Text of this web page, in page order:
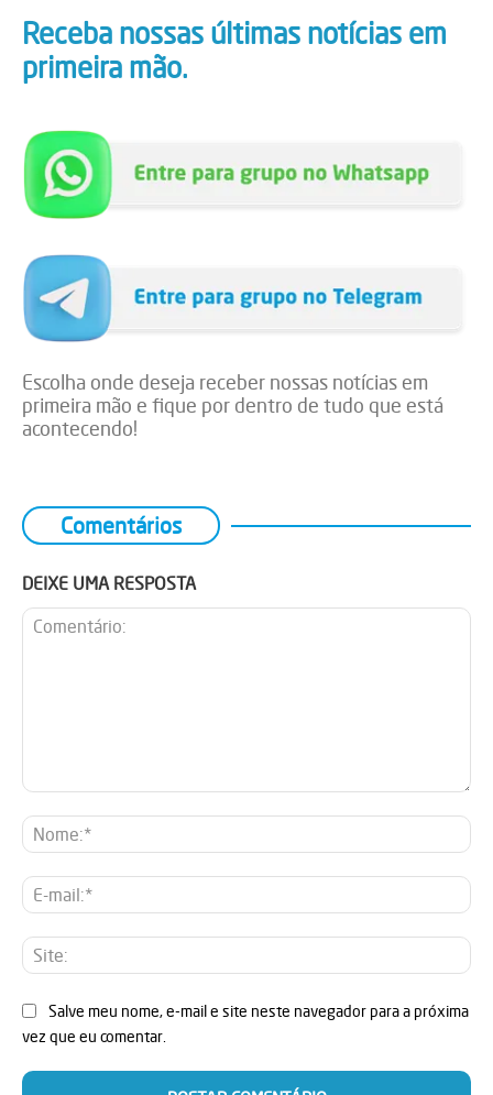
Receba nossas últimas notícias em
primeira mão.
Escolha onde deseja receber nossas notícias em
primeira mão e fique por dentro de tudo que está
acontecendo!
Comentários
DEIXE UMA RESPOSTA
E-
Salve meu nome, e-mail e site neste navegador para a próxima
vez que eu comentar.